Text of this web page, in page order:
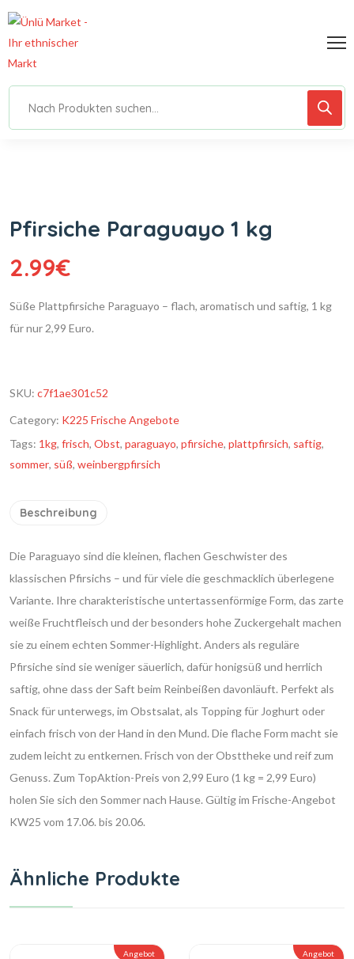
Pfirsiche Paraguayo 1 kg
2.99€
Süße Plattpfirsiche Paraguayo – flach, aromatisch und saftig, 1 kg
für nur 2,99 Euro.
SKU: c7f1ae301c52
Category: K225 Frische Angebote
Tags: 1kg, frisch, Obst, paraguayo, pfirsiche, plattpfirsich, saftig,
sommer, süß, weinbergpfirsich
Beschreibung
Die Paraguayo sind die kleinen, flachen Geschwister des
klassischen Pfirsichs – und für viele die geschmacklich überlegene
Variante. Ihre charakteristische untertassenförmige Form, das zarte
weiße Fruchtfleisch und der besonders hohe Zuckergehalt machen
sie zu einem echten Sommer-Highlight. Anders als reguläre
Pfirsiche sind sie weniger säuerlich, dafür honigsüß und herrlich
saftig, ohne dass der Saft beim Reinbeißen davonläuft. Perfekt als
Snack für unterwegs, im Obstsalat, als Topping für Joghurt oder
einfach frisch von der Hand in den Mund. Die flache Form macht sie
zudem leicht zu entkernen. Frisch von der Obsttheke und reif zum
Genuss. Zum TopAktion-Preis von 2,99 Euro (1 kg = 2,99 Euro)
holen Sie sich den Sommer nach Hause. Gültig im Frische-Angebot
KW25 vom 17.06. bis 20.06.
Ähnliche Produkte
Angebot Angebot